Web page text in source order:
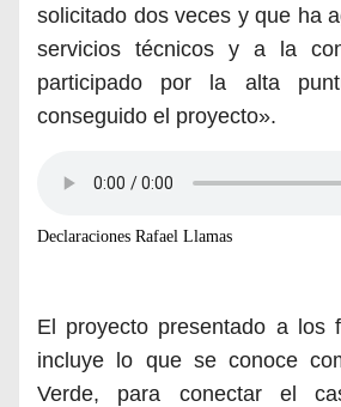
solicitado dos veces y que ha
servicios técnicos y a la
participado por la alta
conseguido el proyecto».
Declaraciones Rafael Llamas
El proyecto presentado a los
incluye lo que se conoce
Verde, para conectar el